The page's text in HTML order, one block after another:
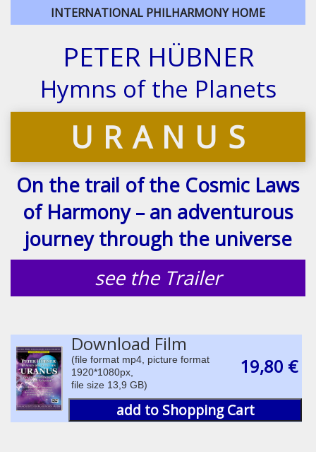
INTERNATIONAL PHILHARMONY HOME
PETER HÜBNER
Hymns of the Planets
U R A N U S
On the trail of the Cosmic Laws
of Harmony – an adventurous
journey through the universe
see the Trailer
Download Film
(file format mp4, picture format
1920*1080px,
file size 13,9 GB)
19,80 €
add to Shopping Cart